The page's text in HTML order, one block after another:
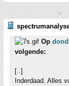
Op
volgende:
[..]
Inderdaad. Alles